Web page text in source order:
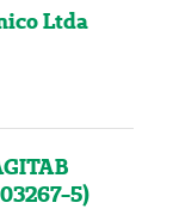
Ltda
5)